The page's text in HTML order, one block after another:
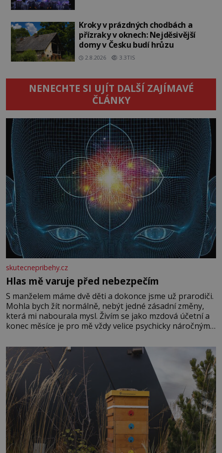
Kroky v prázdných chodbách a
přízraky v oknech: Nejděsivější
domy v Česku budí hrůzu
2.8.2026 3.3TIS
NENECHTE SI UJÍT DALŠÍ ZAJÍMAVÉ
ČLÁNKY
skutecnepribehy.cz
Hlas mě varuje před nebezpečím
S manželem máme dvě děti a dokonce jsme už prarodiči.
Mohla bych žít normálně, nebýt jedné zásadní změny,
která mi nabourala mysl. Živím se jako mzdová účetní a
konec měsíce je pro mě vždy velice psychicky náročným
dál častěji volá o pomoc, co se hlídání týče. Dalo by se